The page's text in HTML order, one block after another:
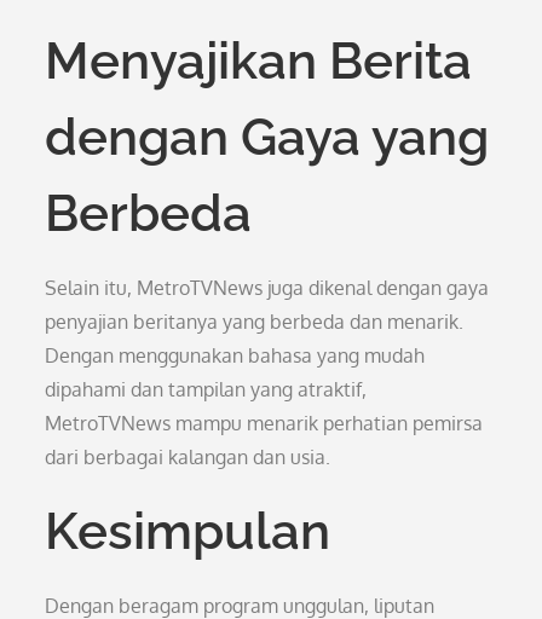
Menyajikan Berita
dengan Gaya yang
Berbeda
Selain itu, MetroTVNews juga dikenal dengan gaya
penyajian beritanya yang berbeda dan menarik.
Dengan menggunakan bahasa yang mudah
dipahami dan tampilan yang atraktif,
MetroTVNews mampu menarik perhatian pemirsa
dari berbagai kalangan dan usia.
Kesimpulan
Dengan beragam program unggulan, liputan